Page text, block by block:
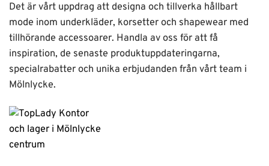
Det är vårt uppdrag att designa och tillverka hållbart
mode inom underkläder, korsetter och shapewear med
tillhörande accessoarer. Handla av oss för att få
inspiration, de senaste produktuppdateringarna,
specialrabatter och unika erbjudanden från vårt team i
Mölnlycke.